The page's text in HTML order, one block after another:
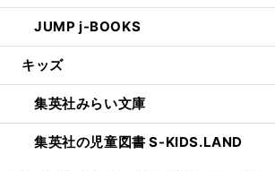
JUMP j-BOOKS
キッズ
集英社みらい文庫
集英社の児童図書 S-KIDS.LAND